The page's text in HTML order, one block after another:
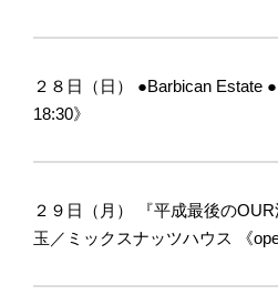
２８日（日） ●Barbican Estate
18:30》
２９日（月）
『平成最後の
玉／ミックスナッツハウス
《